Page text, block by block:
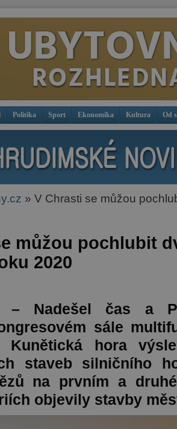
Politika Sport Ekonomika Kultura Od
» V Chrasti se můžou
můžou pochlubit
2020
– Nadešel čas a
sále
Kunětická hora
staveb silničního
na prvním a
objevily stavby